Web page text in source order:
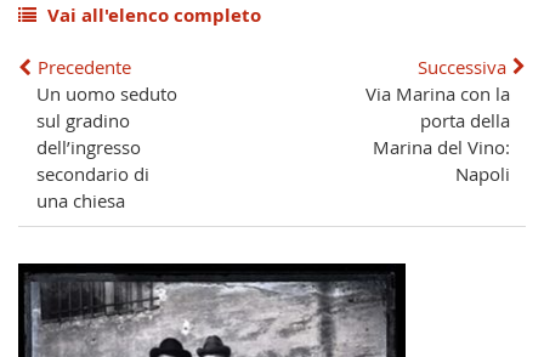
Vai all'elenco completo
Precedente
Un uomo seduto
sul gradino
dell’ingresso
secondario di
una chiesa
Successiva
Via Marina con la
porta della
Marina del Vino:
Napoli